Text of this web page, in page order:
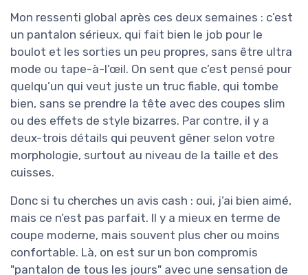
Mon ressenti global après ces deux semaines : c’est
un pantalon sérieux, qui fait bien le job pour le
boulot et les sorties un peu propres, sans être ultra
mode ou tape-à-l’œil. On sent que c’est pensé pour
quelqu’un qui veut juste un truc fiable, qui tombe
bien, sans se prendre la tête avec des coupes slim
ou des effets de style bizarres. Par contre, il y a
deux-trois détails qui peuvent gêner selon votre
morphologie, surtout au niveau de la taille et des
cuisses.
Donc si tu cherches un avis cash : oui, j’ai bien aimé,
mais ce n’est pas parfait. Il y a mieux en terme de
coupe moderne, mais souvent plus cher ou moins
confortable. Là, on est sur un bon compromis
"pantalon de tous les jours" avec une sensation de